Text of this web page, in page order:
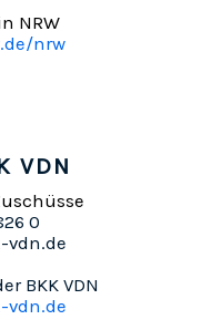
NRW
nrw
VDN
0
vdn.de
BKK VDN
vdn.de